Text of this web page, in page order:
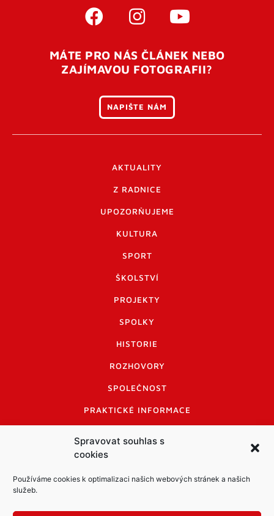
Spravovat souhlas s
cookies
Používáme cookies k optimalizaci našich webových stránek a našich
služeb.
MÁTE PRO NÁS ČLÁNEK NEBO
ZAJÍMAVOU FOTOGRAFII?
NAPIŠTE NÁM
AKTUALITY
Z RADNICE
UPOZORŇUJEME
KULTURA
SPORT
ŠKOLSTVÍ
PROJEKTY
SPOLKY
HISTORIE
ROZHOVORY
SPOLEČNOST
PRAKTICKÉ INFORMACE
INFORMACE A KODEX DISKUTUJÍCÍCH
LOGO A LOGO MANUÁL